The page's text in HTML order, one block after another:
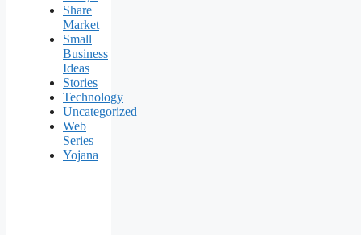
Share
Market
Small
Business
Ideas
Stories
Technology
Uncategorized
Web
Series
Yojana